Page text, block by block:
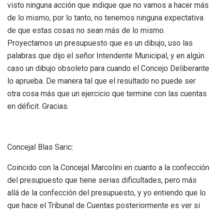
visto ninguna acción que indique que no vamos a hacer más
de lo mismo, por lo tanto, no tenemos ninguna expectativa
de que estas cosas no sean más de lo mismo.
Proyectamos un presupuesto que es un dibujo, uso las
palabras que dijo el señor Intendente Municipal, y en algún
caso un dibujo obsoleto para cuando el Concejo Deliberante
lo aprueba. De manera tal que el resultado no puede ser
otra cosa más que un ejercicio que termine con las cuentas
en déficit. Gracias.
Concejal Blas Saric:
Coincido con la Concejal Marcolini en cuanto a la confección
del presupuesto que tiene serias dificultades, pero más
allá de la confección del presupuesto, y yo entiendo que lo
que hace el Tribunal de Cuentas posteriormente es ver si